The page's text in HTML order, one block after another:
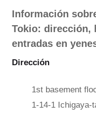
Información
Tokio: dirección,
entradas en
Dirección
1st basement
1-14-1 Ichigaya-